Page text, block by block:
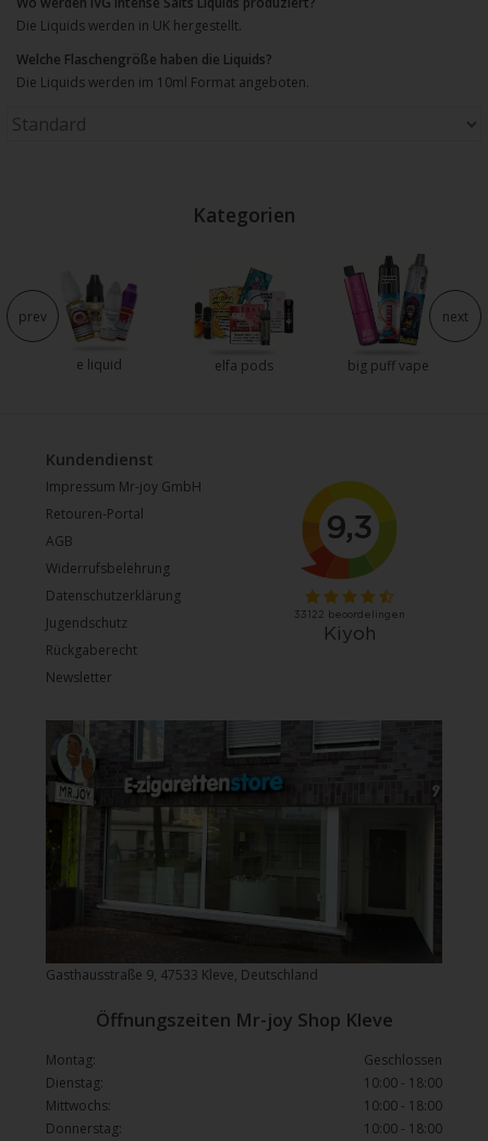
Die Liquids werden in UK hergestellt.
Welche Flaschengröße haben die Liquids?
Die Liquids werden im 10ml Format angeboten.
Kategorien
e liquid elfa pods big puff vape
prev next
Kundendienst
Impressum Mr-joy GmbH
Retouren-Portal
AGB
Widerrufsbelehrung
Datenschutzerklärung
Jugendschutz
Rückgaberecht
Newsletter
Gasthausstraße 9, 47533 Kleve, Deutschland
Öffnungszeiten Mr-joy Shop Kleve
Montag:
Geschlossen
Dienstag:
10:00 - 18:00
Mittwochs:
10:00 - 18:00
Donnerstag:
10:00 - 18:00